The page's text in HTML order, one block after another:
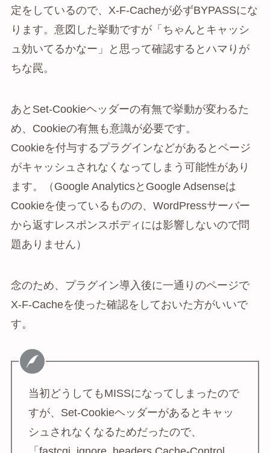
定をしているので、X-F-Cacheが必ずBYPASSにな
ります。意図した挙動ですが「ちゃんとキャッシ
ュ効いてるかなー」と思って確認するとハマりが
ちな罠。
あとSet-Cookieヘッダーの有無で挙動が変わるた
め、Cookieの有無も意識が必要です。
Cookieを付与するプラグインなどがあるとページ
がキャッシュされなくなってしまう可能性があり
ます。（Google AnalyticsとGoogle Adsenseは
Cookieを使っているものの、WordPressサーバー
から返すレスポンスボディには影響しないので問
題ありません）
念のため、プラグイン導入後に一通りのページで
X-F-Cacheを使った確認をしておいた方がいいで
す。
当初どうしてもMISSになってしまったので
すが、Set-Cookieヘッダーがあるとキャッ
シュされなくなるためだったので、